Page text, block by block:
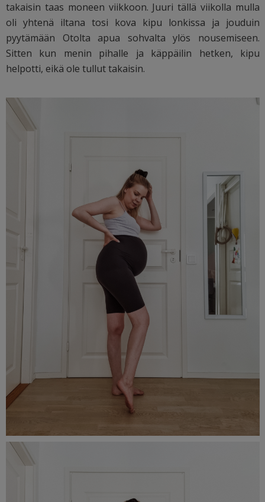
takaisin taas moneen viikkoon. Juuri tällä viikolla mulla
oli yhtenä iltana tosi kova kipu lonkissa ja jouduin
pyytämään Otolta apua sohvalta ylös nousemiseen.
Sitten kun menin pihalle ja käppäilin hetken, kipu
helpotti, eikä ole tullut takaisin.